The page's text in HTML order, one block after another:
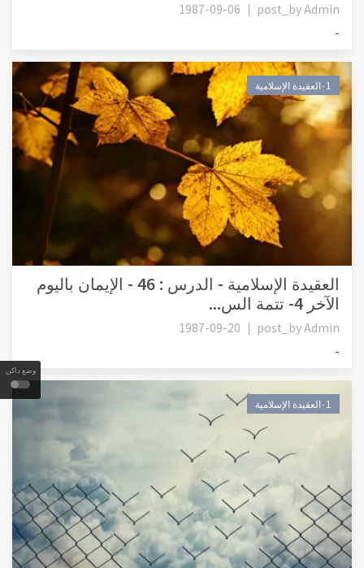
وضع داكن
post_byAdmin
1987-09-06
-
٠1العقيدة الإسلامية
العقيدة الإسلامية - الدرس : 46 - الإيمان باليوم
الآخر 4- تتمة الس...
post_byAdmin
1987-09-20
-
٠1العقيدة الإسلامية